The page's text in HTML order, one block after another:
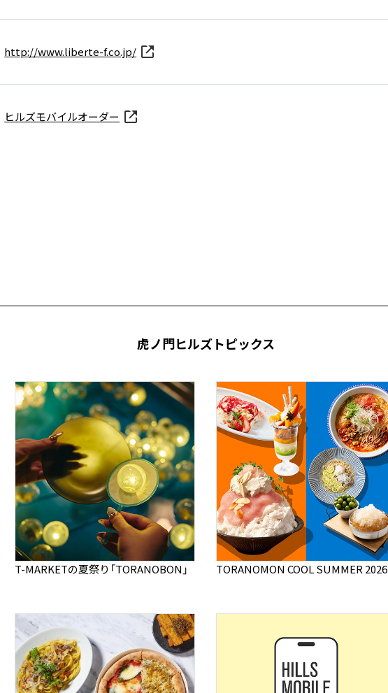
http://www.liberte-f.co.jp/
ヒルズモバイルオーダー
虎ノ門ヒルズトピックス
T-MARKETの夏祭り「TORANOBON」 TORANOMON COOL SUMMER 2026